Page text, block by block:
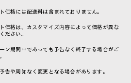
価格には配送料は含まれておりません。
価格は、カスタマイズ内容によって価格が異な
ださい。
ン期間中であっても予告なく終了する場合がご
告や周知なく変更となる場合があります。